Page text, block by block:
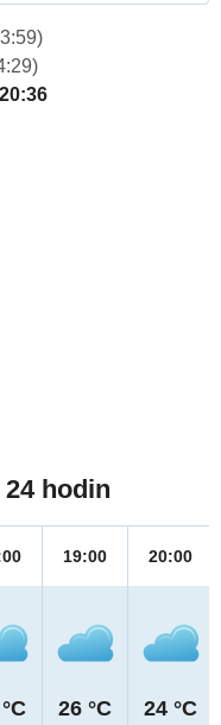
20:36
hodin
19:00
26 °C
20:00
24 °C